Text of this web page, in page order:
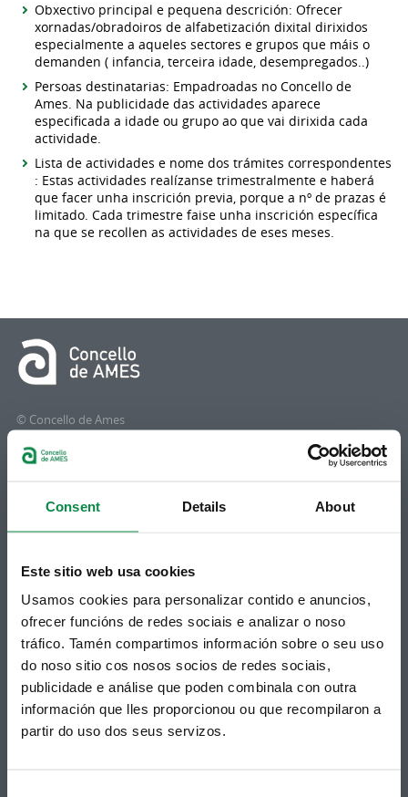
Consent Details About
Este sitio web usa cookies
Usamos cookies para personalizar contido e anuncios,
ofrecer funcións de redes sociais e analizar o noso
tráfico. Tamén compartimos información sobre o seu uso
do noso sitio cos nosos socios de redes sociais,
publicidade e análise que poden combinala con outra
información que lles proporcionou ou que recompilaron a
partir do uso dos seus servizos.
Obxectivo principal e pequena descrición: Ofrecer
xornadas/obradoiros de alfabetización dixital dirixidos
especialmente a aqueles sectores e grupos que máis o
demanden ( infancia, terceira idade, desempregados..)
Persoas destinatarias: Empadroadas no Concello de
Ames. Na publicidade das actividades aparece
especificada a idade ou grupo ao que vai dirixida cada
actividade.
Lista de actividades e nome dos trámites correspondentes
: Estas actividades realízanse trimestralmente e haberá
que facer unha inscrición previa, porque a nº de prazas é
limitado. Cada trimestre faise unha inscrición específica
na que se recollen as actividades de eses meses.
© Concello de Ames
Bertamiráns (Ames)
Subscrición boletíns
municipal no teu correo electrónico mediante
unha subscrición ao boletín de novidades.
Ligazón.